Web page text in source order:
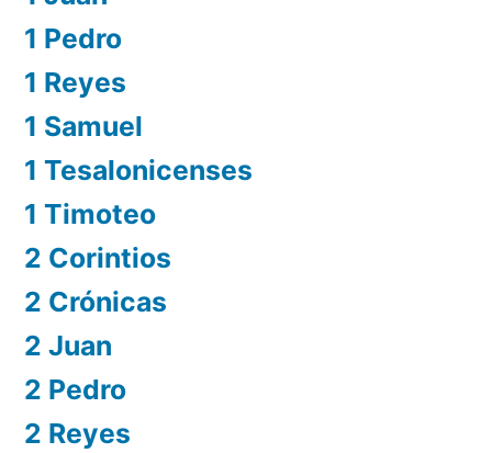
1 Pedro
1 Reyes
1 Samuel
1 Tesalonicenses
1 Timoteo
2 Corintios
2 Crónicas
2 Juan
2 Pedro
2 Reyes